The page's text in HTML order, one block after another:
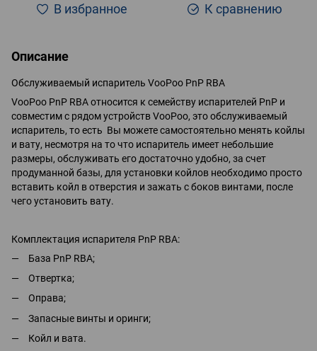
В избранное К сравнению
Описание
Обслуживаемый испаритель VooPoo PnP RBA
VooPoo PnP RBA относится к семейству испарителей PnP и
совместим с рядом устройств VooPoo, это обслуживаемый
испаритель, то есть Вы можете самостоятельно менять койлы
и вату, несмотря на то что испаритель имеет небольшие
размеры, обслуживать его достаточно удобно, за счет
продуманной базы, для установки койлов необходимо просто
вставить койл в отверстия и зажать с боков винтами, после
чего установить вату.
Комплектация испарителя PnP RBA:
База PnP RBA;
Отвертка;
Оправа;
Запасные винты и оринги;
Койл и вата.